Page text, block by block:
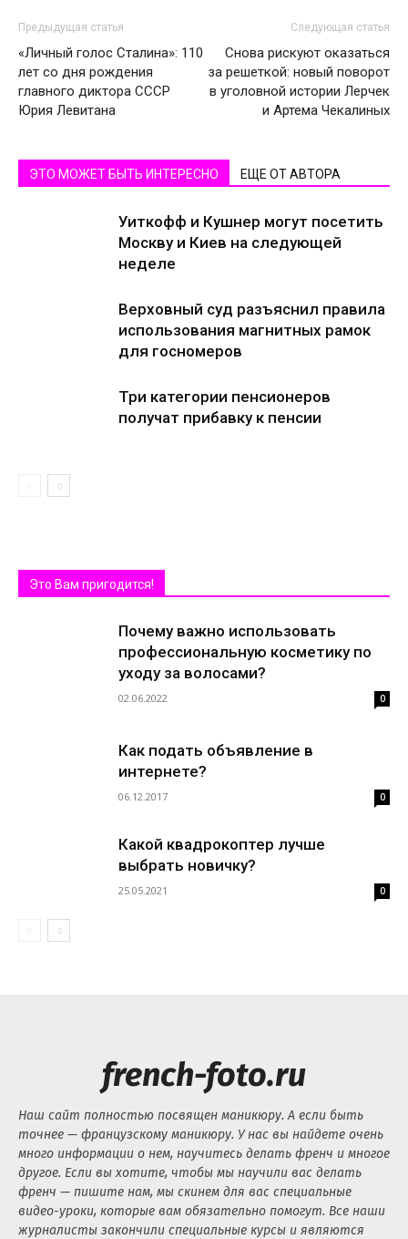
Предыдущая статья
«Личный голос Сталина»: 110
лет со дня рождения
главного диктора СССР
Юрия Левитана
Следующая статья
Снова рискуют оказаться
за решеткой: новый поворот
в уголовной истории Лерчек
и Артема Чекалиных
ЭТО МОЖЕТ БЫТЬ ИНТЕРЕСНО ЕЩЕ ОТ АВТОРА
Уиткофф и Кушнер могут посетить
Москву и Киев на следующей
неделе
Верховный суд разъяснил правила
использования магнитных рамок
для госномеров
Три категории пенсионеров
получат прибавку к пенсии
Это Вам пригодится!
Почему важно использовать
профессиональную косметику по
уходу за волосами?
02.06.2022 0
Как подать объявление в
интернете?
06.12.2017 0
Какой квадрокоптер лучше
выбрать новичку?
25.05.2021 0
french-foto.ru
Наш сайт полностью посвящен маникюру. А если быть
точнее — французскому маникюру. У нас вы найдете очень
много информации о нем, научитесь делать френч и многое
другое. Если вы хотите, чтобы мы научили вас делать
френч — пишите нам, мы скинем для вас специальные
видео-уроки, которые вам обязательно помогут. Все наши
журналисты закончили специальные курсы и являются